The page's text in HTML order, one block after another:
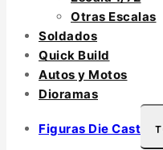
Otras Escalas
Soldados
Quick Build
Autos y Motos
Dioramas
Figuras Die Cast